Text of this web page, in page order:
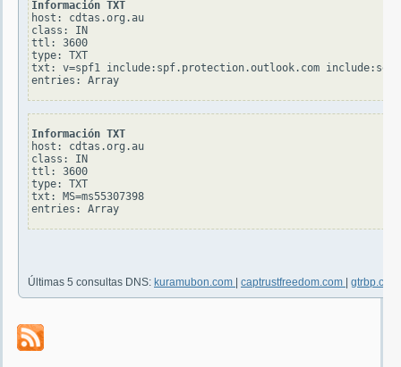
Información TXT
host: cdtas.org.au
class: IN
ttl: 3600
type: TXT
txt: v=spf1 include:spf.protection.outlook.com
Información TXT
host: cdtas.org.au
class: IN
ttl: 3600
type: TXT
txt: MS=ms55307398
Últimas 5 consultas DNS: kuramubon.com captrustfreedom.com gtrbp.com